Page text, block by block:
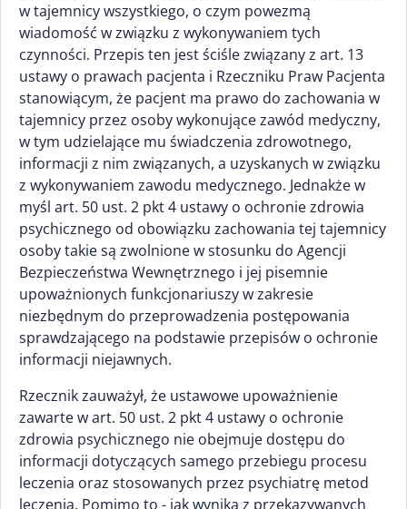
w tajemnicy wszystkiego, o czym powezmą
wiadomość w związku z wykonywaniem tych
czynności. Przepis ten jest ściśle związany z art. 13
ustawy o prawach pacjenta i Rzeczniku Praw Pacjenta
stanowiącym, że pacjent ma prawo do zachowania w
tajemnicy przez osoby wykonujące zawód medyczny,
w tym udzielające mu świadczenia zdrowotnego,
informacji z nim związanych, a uzyskanych w związku
z wykonywaniem zawodu medycznego. Jednakże w
myśl art. 50 ust. 2 pkt 4 ustawy o ochronie zdrowia
psychicznego od obowiązku zachowania tej tajemnicy
osoby takie są zwolnione w stosunku do Agencji
Bezpieczeństwa Wewnętrznego i jej pisemnie
upoważnionych funkcjonariuszy w zakresie
niezbędnym do przeprowadzenia postępowania
sprawdzającego na podstawie przepisów o ochronie
informacji niejawnych.
Rzecznik zauważył, że ustawowe upoważnienie
zawarte w art. 50 ust. 2 pkt 4 ustawy o ochronie
zdrowia psychicznego nie obejmuje dostępu do
informacji dotyczących samego przebiegu procesu
leczenia oraz stosowanych przez psychiatrę metod
leczenia. Pomimo to - jak wynika z przekazywanych